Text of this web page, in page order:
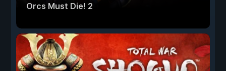
Orcs Must Die! 2